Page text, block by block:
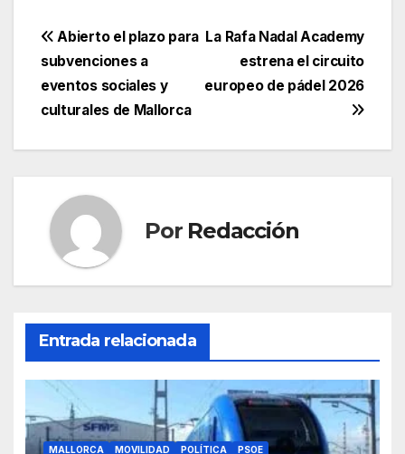
c
e
b
o
o
itt
er
ail at
p
p
e
gr
a
m
p
ar
Navegación
de
entradas
La Rafa Nadal Academy
estrena el circuito
europeo de pádel 2026
Abierto el plazo para
subvenciones a
eventos sociales y
culturales de Mallorca
Por Redacción
Entrada relacionada
MALLORCA MOVILIDAD POLÍTICA PSOE